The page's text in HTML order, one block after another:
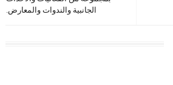
الجانبية والندوات والمعارض.